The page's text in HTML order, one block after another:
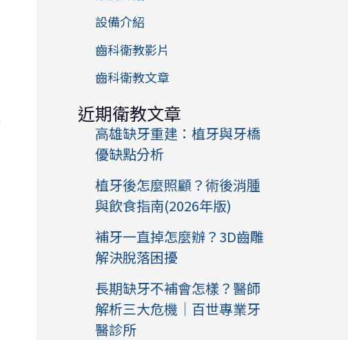
設備介紹
齒科衛教影片
齒科衛教文章
近期衛教文章
高雄缺牙重建：植牙與牙橋
優缺點分析
植牙後怎麼照顧？術後消腫
與飲食指南(2026年版)
補牙一直掉怎麼辦？3D齒雕
解決脫落困擾
長期缺牙不補會怎樣？醫師
解析三大危機｜百世專業牙
醫診所